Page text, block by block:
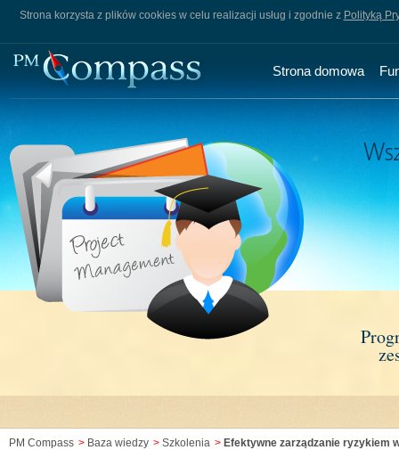
Strona korzysta z plików cookies w celu realizacji usług i zgodnie z Polityką
Strona domowa
PM Compass > Baza wiedzy > Szkolenia > Efektywne zarządzanie ryzykiem